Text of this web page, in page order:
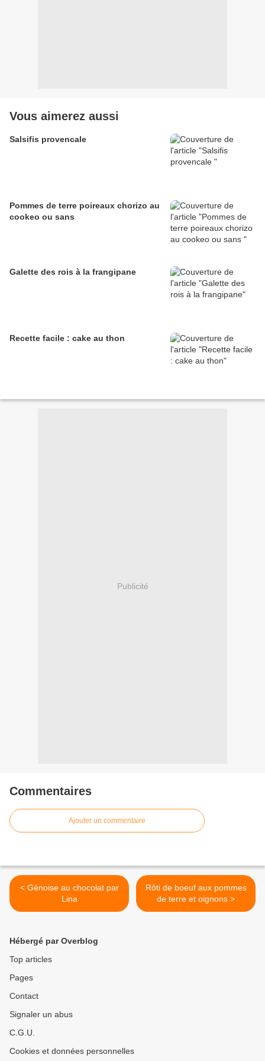
Vous aimerez aussi
Salsifis provencale
Pommes de terre poireaux chorizo au
cookeo ou sans
Galette des rois à la frangipane
Recette facile : cake au thon
Publicité
Commentaires
Ajouter un commentaire
< Génoise au chocolat par
Lina
Rôti de boeuf aux pommes
de terre et oignons >
Hébergé par Overblog
Top articles
Pages
Contact
Signaler un abus
C.G.U.
Cookies et données personnelles